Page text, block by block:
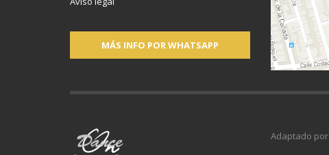
MÁS INFO POR WHATSAPP
Adaptado por